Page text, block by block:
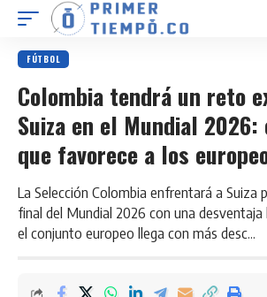
FÚTBOL
Colombia tendrá un reto
Suiza en el Mundial
que favorece a los
La Selección Colombia enfrentará a Suiza
final del Mundial 2026 con una
el conjunto europeo llega con más desc...